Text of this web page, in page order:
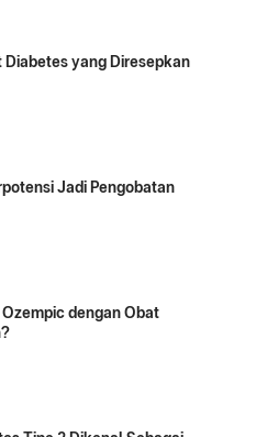
Diabetes yang Diresepkan
Jadi Pengobatan
dengan Obat